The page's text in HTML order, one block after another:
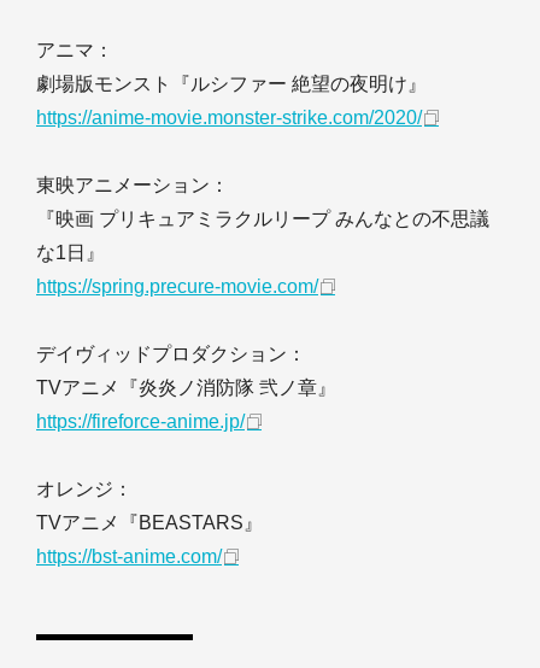
アニマ：
劇場版モンスト『ルシファー 絶望の夜明け』
https://anime-movie.monster-strike.com/2020/
東映アニメーション：
『映画 プリキュアミラクルリープ みんなとの不思議
な1日』
https://spring.precure-movie.com/
デイヴィッドプロダクション：
TVアニメ『炎炎ノ消防隊 弐ノ章』
https://fireforce-anime.jp/
オレンジ：
TVアニメ『BEASTARS』
https://bst-anime.com/